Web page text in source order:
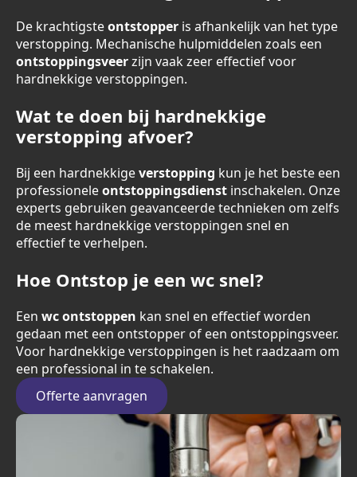
De krachtigsteontstopper is afhankelijk van het type
verstopping. Mechanische hulpmiddelen zoals een
ontstoppingsveerzijn vaak zeer effectief voor
hardnekkige verstoppingen.
Wat te doen bij hardnekkige
verstopping afvoer?
Bij een hardnekkigeverstopping kun je het beste een
professioneleontstoppingsdienst inschakelen. Onze
experts gebruiken geavanceerde technieken om zelfs
de meest hardnekkige verstoppingen snel en
effectief te verhelpen.
Hoe Ontstop je een wc snel?
Een wc ontstoppen kan snel en effectief worden
gedaan met een ontstopper of een ontstoppingsveer.
Voor hardnekkige verstoppingen is het raadzaam om
een professional in te schakelen.
Offerte aanvragen